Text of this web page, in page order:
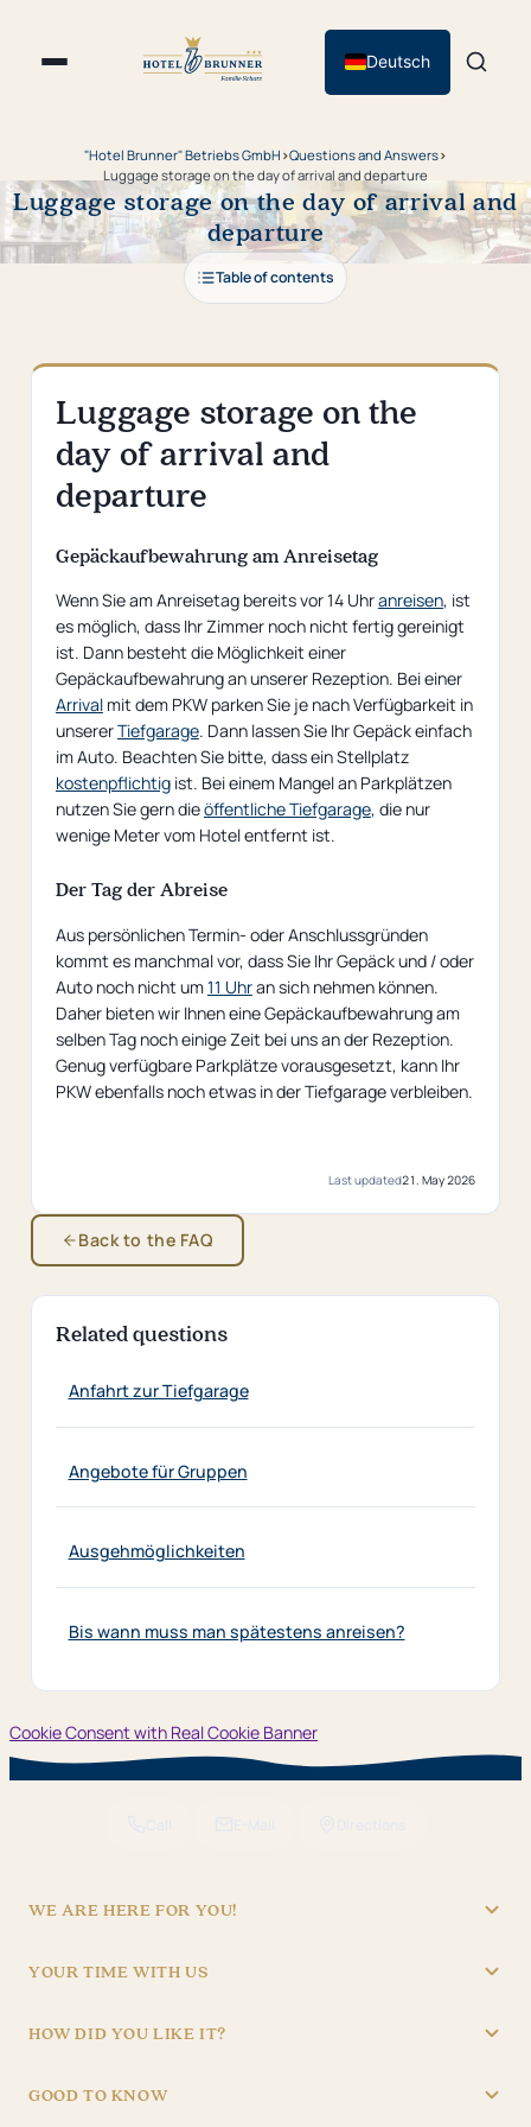
Deutsch
"Hotel Brunner" Betriebs GmbH ›Questions and Answers›
Luggage storage on the day of arrival and departure
Luggage storage on the day of arrival and
departure
Table of contents
Luggage storage on the
day of arrival and
departure
Gepäckaufbewahrung am Anreisetag
Wenn Sie am Anreisetag bereits vor 14 Uhranreisen, ist
es möglich, dass Ihr Zimmer noch nicht fertig gereinigt
ist. Dann besteht die Möglichkeit einer
Gepäckaufbewahrung an unserer Rezeption. Bei einer
Arrivalmit dem PKW parken Sie je nach Verfügbarkeit in
unsererTiefgarage. Dann lassen Sie Ihr Gepäck einfach
im Auto. Beachten Sie bitte, dass ein Stellplatz
kostenpflichtigist. Bei einem Mangel an Parkplätzen
nutzen Sie gern dieöffentliche Tiefgarage, die nur
wenige Meter vom Hotel entfernt ist.
Der Tag der Abreise
Aus persönlichen Termin- oder Anschlussgründen
kommt es manchmal vor, dass Sie Ihr Gepäck und / oder
Auto noch nicht um11 Uhran sich nehmen können.
Daher bieten wir Ihnen eine Gepäckaufbewahrung am
selben Tag noch einige Zeit bei uns an der Rezeption.
Genug verfügbare Parkplätze vorausgesetzt, kann Ihr
PKW ebenfalls noch etwas in der Tiefgarage verbleiben.
Last updated21. May 2026
Back to the FAQ
Related questions
Anfahrt zur Tiefgarage
Angebote für Gruppen
Ausgehmöglichkeiten
Bis wann muss man spätestens anreisen?
Cookie Consent with Real Cookie Banner
WE ARE HERE FOR YOU!
Batteriegasse 3, 92224 Amberg
YOUR TIME WITH US
Mon – Fri
06:30 – 22:30
HOW DID YOU LIKE IT?
4,8 1.834 reviews
GOOD TO KNOW